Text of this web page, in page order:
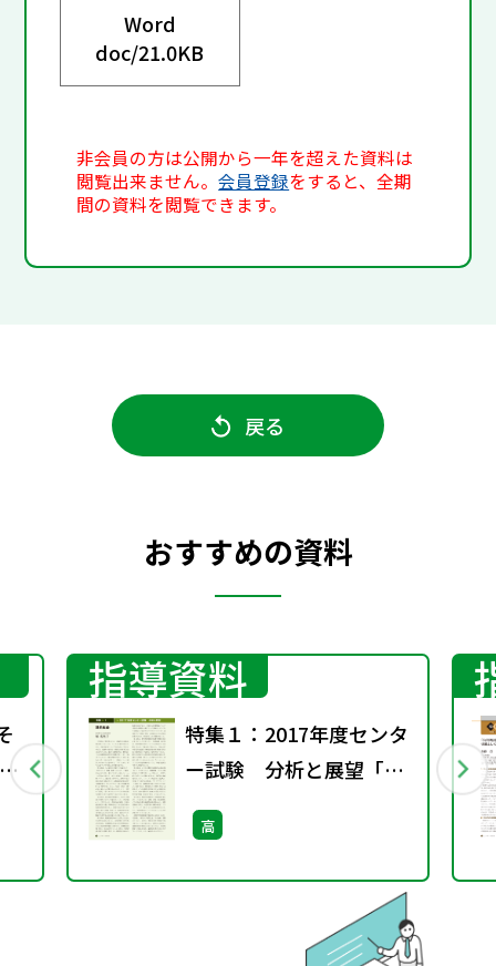
Word
doc/21.0KB
非会員の方は公開から一年を超えた資料は
閲覧出来ません。会員登録をすると、全期
間の資料を閲覧できます。
戻る
おすすめの資料
指導資料
特集１：2017年度センタ
ー試験 分析と展望「現
代社会」
高